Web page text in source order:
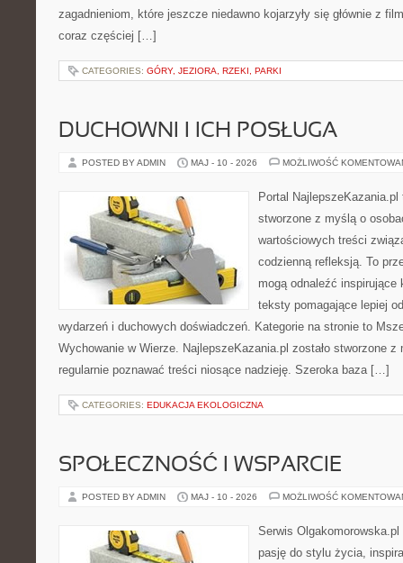
zagadnieniom, które jeszcze niedawno kojarzyły się głównie z
coraz częściej […]
CATEGORIES: GÓRY, JEZIORA, RZEKI, PARKI
DUCHOWNI I ICH POSŁUGA
POSTED BY ADMIN MAJ - 10 - 2026 MOŻLIWOŚĆ
Portal
stworzone z myślą o
wartościowych treści
codzienną refleksją. To
mogą odnaleźć inspirujące
teksty pomagające lepiej
wydarzeń i duchowych doświadczeń. Kategorie na stronie to
Wychowanie w Wierze. NajlepszeKazania.pl zostało stworzone
regularnie poznawać treści niosące nadzieję. Szeroka baza […]
CATEGORIES: EDUKACJA EKOLOGICZNA
SPOŁECZNOŚĆ I WSPARCIE
POSTED BY ADMIN MAJ - 10 - 2026 MOŻLIWOŚĆ
Serwis
pasję do stylu życia,